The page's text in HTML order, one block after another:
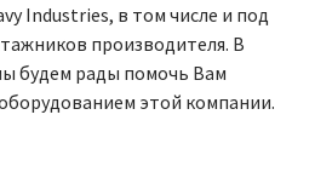
Industries, в том числе и под
производителя. В
будем рады помочь Вам
этой компании.